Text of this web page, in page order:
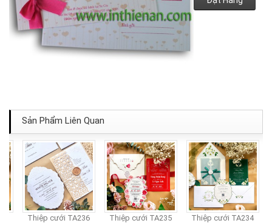
Sản Phẩm Liên Quan
Thiệp cưới TA236 Thiệp cưới TA235 Thiệp cưới TA234